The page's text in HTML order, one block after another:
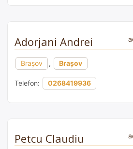
Adorjani Andrei
Brașov , Brașov
Telefon: 0268419936
Petcu Claudiu